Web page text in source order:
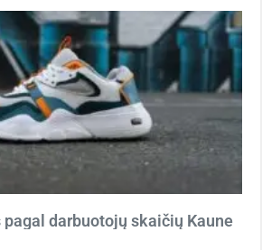
darbuotojų skaičių Kaune